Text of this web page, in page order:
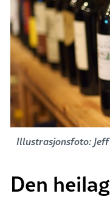
Illustrasjonsfoto:
Den